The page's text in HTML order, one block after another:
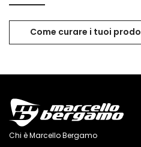
Come curare i tuoi
Chi è Marcello Bergamo